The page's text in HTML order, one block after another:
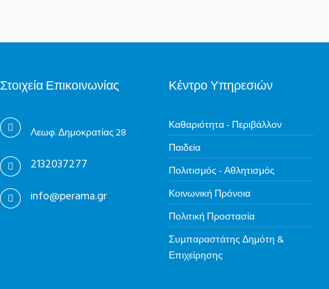
Στοιχεία Επικοινωνίας
Λεωφ. Δημοκρατίας 28
2132037277
info@perama.gr
Κέντρο Υπηρεσιών
Καθαριότητα - Περιβάλλον
Παιδεία
Πολιτισμός - Αθλητισμός
Κοινωνική Πρόνοια
Πολιτική Προστασία
Συμπαραστάτης Δημότη &
Επιχείρησης